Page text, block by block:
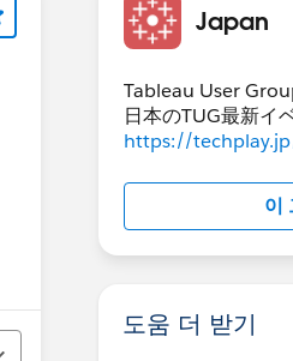
Japan
Tableau User
日本のTUG最新イ
https://
이
도움 더 받기